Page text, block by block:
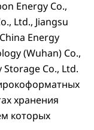
Energy Co.,
Ltd., Jiangsu
Energy
(Wuhan) Co.,
Co., Ltd.
хранения
которых